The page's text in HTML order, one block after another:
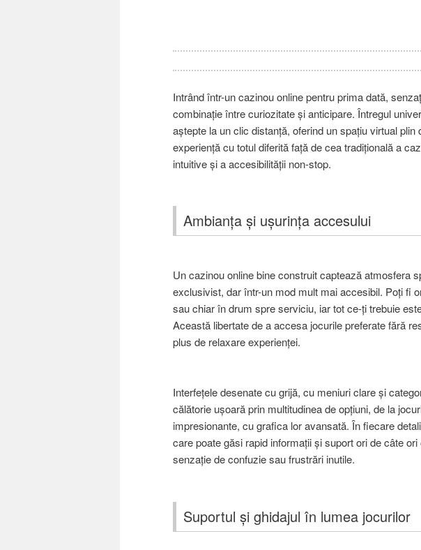
Intrând într-un cazinou online pentru prima dată,
combinație între curiozitate și anticipare. Întregul
aștepte la un clic distanță, oferind un spațiu virtual
experiență cu totul diferită față de cea tradițională a
intuitive și a accesibilității non-stop.
Ambianța și ușurința accesului
Un cazinou online bine construit captează atmosfera
exclusivist, dar într-un mod mult mai accesibil. Poți fi
sau chiar în drum spre serviciu, iar tot ce-ți trebuie
Această libertate de a accesa jocurile preferate fără
plus de relaxare experienței.
Interfețele desenate cu grijă, cu meniuri clare și
călătorie ușoară prin multitudinea de opțiuni, de la
impresionante, cu grafica lor avansată. În fiecare
care poate găsi rapid informații și suport ori de câte
senzație de confuzie sau frustrări inutile.
Suportul și ghidajul în lumea jocurilor